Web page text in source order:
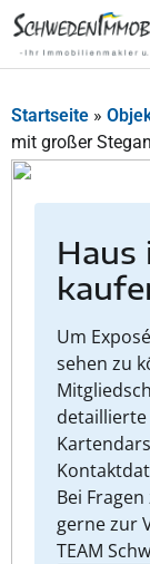
Startseite »
mit großer
Haus
Um
sehen zu
detaillierte
Bei
gerne zur
TEAM